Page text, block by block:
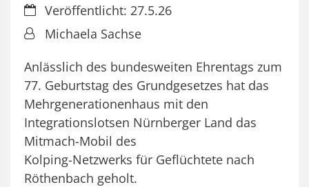
Datum:Veröffentlicht: 27.5.26
Von:Michaela Sachse
Anlässlich des bundesweiten Ehrentags zum
77. Geburtstag des Grundgesetzes hat das
Mehrgenerationenhaus mit den
Integrationslotsen Nürnberger Land das
Mitmach-Mobil des
Kolping-Netzwerks für Geflüchtete nach
Röthenbach geholt.